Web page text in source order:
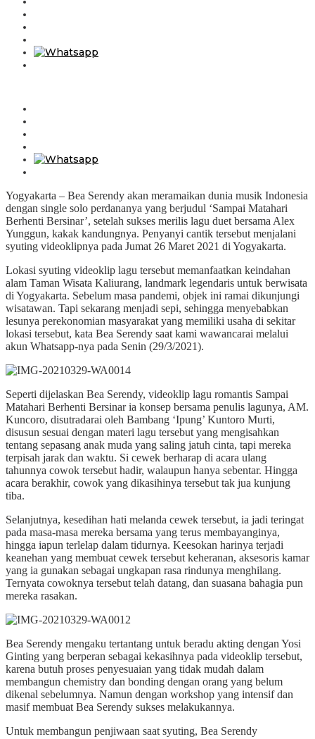
Yogyakarta – Bea Serendy akan meramaikan dunia musik Indonesia
dengan single solo perdananya yang berjudul ‘Sampai Matahari
Berhenti Bersinar’, setelah sukses merilis lagu duet bersama Alex
Yunggun, kakak kandungnya. Penyanyi cantik tersebut menjalani
syuting videoklipnya pada Jumat 26 Maret 2021 di Yogyakarta.
Lokasi syuting videoklip lagu tersebut memanfaatkan keindahan
alam Taman Wisata Kaliurang, landmark legendaris untuk berwisata
di Yogyakarta. Sebelum masa pandemi, objek ini ramai dikunjungi
wisatawan. Tapi sekarang menjadi sepi, sehingga menyebabkan
lesunya perekonomian masyarakat yang memiliki usaha di sekitar
lokasi tersebut, kata Bea Serendy saat kami wawancarai melalui
akun Whatsapp-nya pada Senin (29/3/2021).
Seperti dijelaskan Bea Serendy, videoklip lagu romantis Sampai
Matahari Berhenti Bersinar ia konsep bersama penulis lagunya, AM.
Kuncoro, disutradarai oleh Bambang ‘Ipung’ Kuntoro Murti,
disusun sesuai dengan materi lagu tersebut yang mengisahkan
tentang sepasang anak muda yang saling jatuh cinta, tapi mereka
terpisah jarak dan waktu. Si cewek berharap di acara ulang
tahunnya cowok tersebut hadir, walaupun hanya sebentar. Hingga
acara berakhir, cowok yang dikasihinya tersebut tak jua kunjung
tiba.
Selanjutnya, kesedihan hati melanda cewek tersebut, ia jadi teringat
pada masa-masa mereka bersama yang terus membayanginya,
hingga iapun terlelap dalam tidurnya. Keesokan harinya terjadi
keanehan yang membuat cewek tersebut keheranan, aksesoris kamar
yang ia gunakan sebagai ungkapan rasa rindunya menghilang.
Ternyata cowoknya tersebut telah datang, dan suasana bahagia pun
mereka rasakan.
Bea Serendy mengaku tertantang untuk beradu akting dengan Yosi
Ginting yang berperan sebagai kekasihnya pada videoklip tersebut,
karena butuh proses penyesuaian yang tidak mudah dalam
membangun chemistry dan bonding dengan orang yang belum
dikenal sebelumnya. Namun dengan workshop yang intensif dan
masif membuat Bea Serendy sukses melakukannya.
Untuk membangun penjiwaan saat syuting, Bea Serendy